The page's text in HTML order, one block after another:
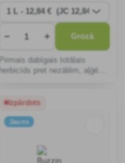
− + Grozā
Pirmais dabīgais totālais
herbicīds pret nezālēm, aļģēm
Izpārdots
Jauns